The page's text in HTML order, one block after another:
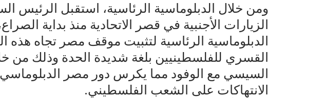
ومن خلال الدبلوماسية الرئاسية، استقبل الرئيس
الزيارات الأجنبية في قصر الاتحادية منذ بداية
الدبلوماسية الرئاسية لتثبيت موقف مصر تجاه هذه
القسري للفلسطينيين بلغة شديدة الحدة وذلك من
السيسي مع الوفود مما يكرس دور مصر الدبلوماسي
الانتهاكات على الشعب الفلسطيني.